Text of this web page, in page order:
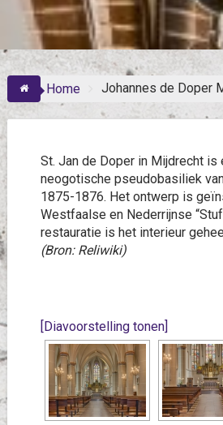
Home Johannes de Doper
St. Jan de Doper in Mijdrecht is
neogotische pseudobasiliek
1875-1876. Het ontwerp is
Westfaalse en Nederrijnse
restauratie is het interieur
(Bron: Reliwiki)
[Diavoorstelling tonen]